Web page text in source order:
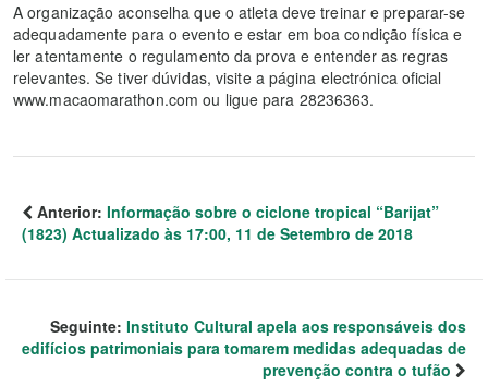
A organização aconselha que o atleta deve treinar e preparar-se
adequadamente para o evento e estar em boa condição física e
ler atentamente o regulamento da prova e entender as regras
relevantes. Se tiver dúvidas, visite a página electrónica oficial
www.macaomarathon.com ou ligue para 28236363.
Anterior: Informação sobre o ciclone tropical “Barijat”
(1823) Actualizado às 17:00, 11 de Setembro de 2018
Seguinte: Instituto Cultural apela aos responsáveis dos
edifícios patrimoniais para tomarem medidas adequadas de
prevenção contra o tufão